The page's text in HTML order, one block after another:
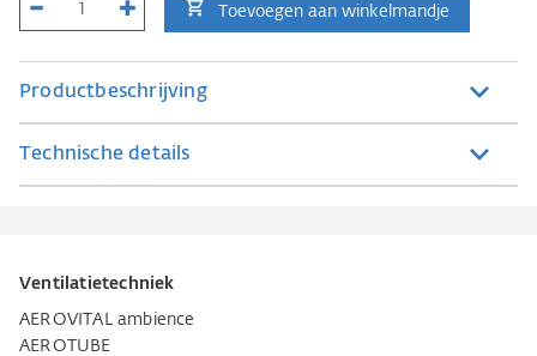
Toevoegen aan winkelmandje
Productbeschrijving
Technische details
Ventilatietechniek
AEROVITAL ambience
AEROTUBE